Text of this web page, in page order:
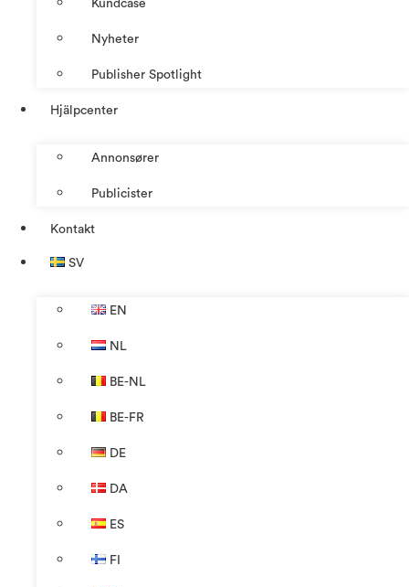
Kundcase
Nyheter
Publisher Spotlight
Hjälpcenter
Annonsører
Publicister
Kontakt
SV
EN
NL
BE-NL
BE-FR
DE
DA
ES
FI